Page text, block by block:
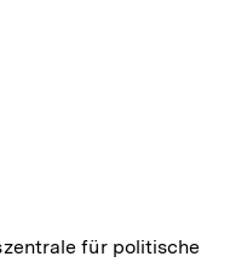
für politische